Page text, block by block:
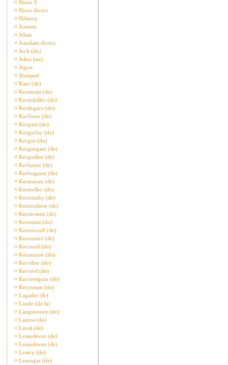
¤ Huon 3
¤ Huon divers
¤ Hémery
¤ Jeannin
¤ Jehan
¤ Jourdain divers
¤ Juch (du)
¤ Julou (an)
¤ Jégou
¤ Jézéquel
¤ Kaer (de)
¤ Keranrais (de)
¤ Kerardellec (de)
¤ Kerdegace (de)
¤ Kerfloux (de)
¤ Kergoet (de)
¤ Kergorlay (de)
¤ Kergos (du)
¤ Kerguégant (de)
¤ Kerguélen (de)
¤ Kerlazrec (de)
¤ Kerloaguen (de)
¤ Kermauan (de)
¤ Kermellec (de)
¤ Kerminihy (de)
¤ Kermodiern (de)
¤ Kernivinen (de)
¤ Kerouant (de)
¤ Kerourcuff (de)
¤ Kerouzéré (de)
¤ Kerraoul (de)
¤ Kersauzon (de)
¤ Kerviher (de)
¤ Kervéol (de)
¤ Kervéréguin (de)
¤ Kerynisan (de)
¤ Lagadec (le)
¤ Lande (de la)
¤ Langueouez (de)
¤ Lanros (de)
¤ Laval (de)
¤ Lesaudevez (de)
¤ Lesaudevez (de)
¤ Lesivy (de)
¤ Lesongar (de)